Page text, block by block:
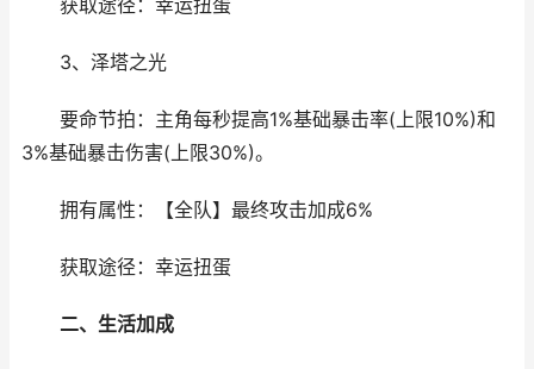
获取途径：幸运扭蛋
3、泽塔之光
要命节拍：主角每秒提高1%基础暴击率(上限10%)和
3%基础暴击伤害(上限30%)。
拥有属性：【全队】最终攻击加成6%
获取途径：幸运扭蛋
二、生活加成